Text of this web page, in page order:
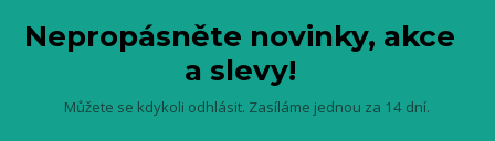
Nepropásněte novinky, akce
a slevy!
Můžete se kdykoli odhlásit. Zasíláme jednou za 14 dní.